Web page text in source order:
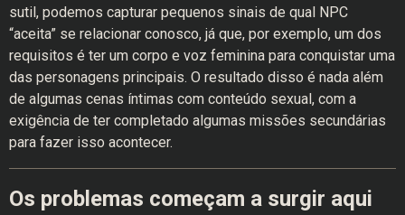
sutil, podemos capturar pequenos sinais de qual NPC
“aceita” se relacionar conosco, já que, por exemplo, um dos
requisitos é ter um corpo e voz feminina para conquistar uma
das personagens principais. O resultado disso é nada além
de algumas cenas íntimas com conteúdo sexual, com a
exigência de ter completado algumas missões secundárias
para fazer isso acontecer.
Os problemas começam a surgir aqui